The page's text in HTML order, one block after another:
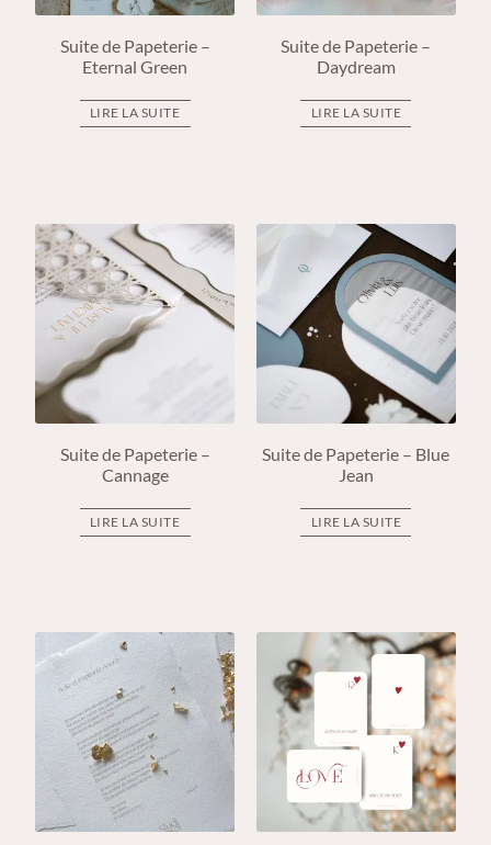
Suite de Papeterie –
Eternal Green
LIRE LA SUITE
Suite de Papeterie –
Daydream
LIRE LA SUITE
Suite de Papeterie –
Cannage
LIRE LA SUITE
Suite de Papeterie – Blue
Jean
LIRE LA SUITE